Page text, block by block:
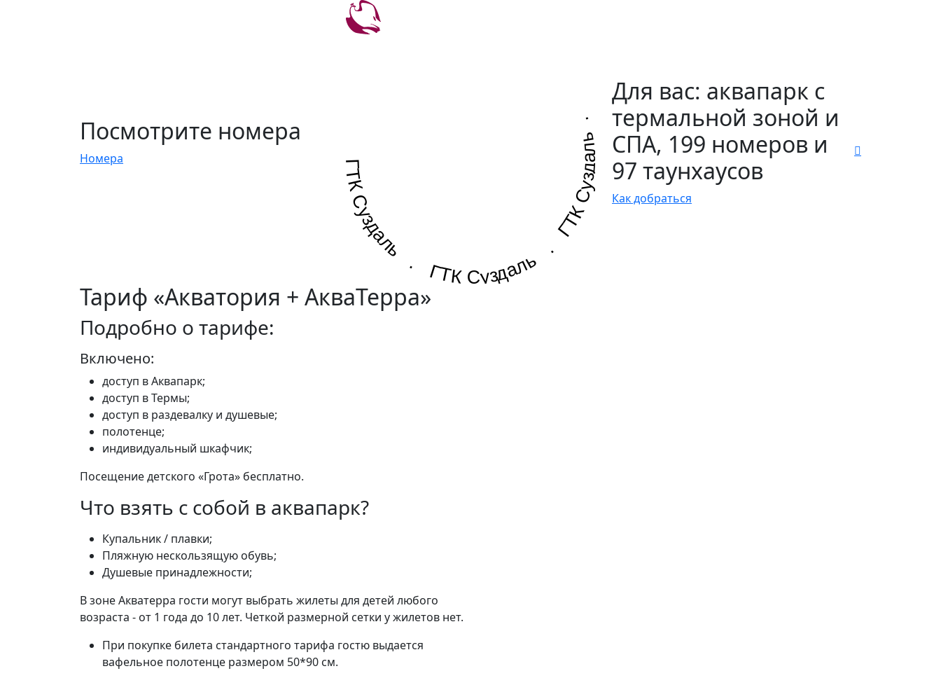
Посмотрите номера
Номера ГТК Суздаль . ГТК Суздаль . ГТК Суздаль .
Для вас: аквапарк с
термальной зоной и
СПА, 199 номеров и
97 таунхаусов
Как добраться
Тариф «Акватория + АкваТерра»
Подробно о тарифе:
Включено:
доступ в Аквапарк;
доступ в Термы;
доступ в раздевалку и душевые;
полотенце;
индивидуальный шкафчик;
Посещение детского «Грота» бесплатно.
Что взять с собой в аквапарк?
Купальник / плавки;
Пляжную нескользящую обувь;
Душевые принадлежности;
В зоне Акватерра гости могут выбрать жилеты для детей любого
возраста - от 1 года до 10 лет. Четкой размерной сетки у жилетов нет.
При покупке билета стандартного тарифа гостю выдается
вафельное полотенце размером 50*90 см.